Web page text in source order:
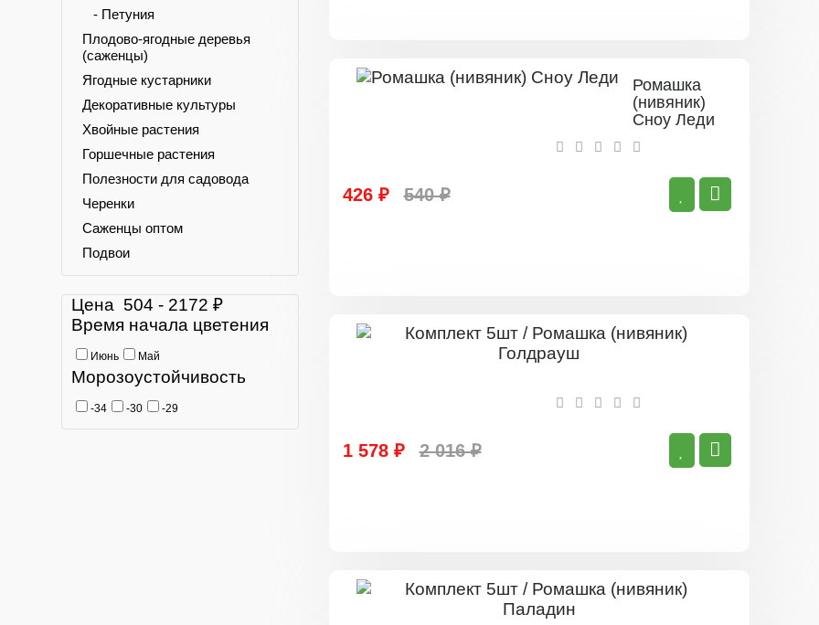
- Петуния
Плодово-ягодные деревья
(саженцы)
Ягодные кустарники
Декоративные культуры
Хвойные растения
Горшечные растения
Полезности для садовода
Черенки
Саженцы оптом
Подвои
Цена 504 - 2172 ₽
Время начала цветения
Июнь Май
Морозоустойчивость
-34 -30 -29
Ромашка
(нивяник)
Сноу Леди
426 ₽ 540 ₽
1 578 ₽ 2 016 ₽